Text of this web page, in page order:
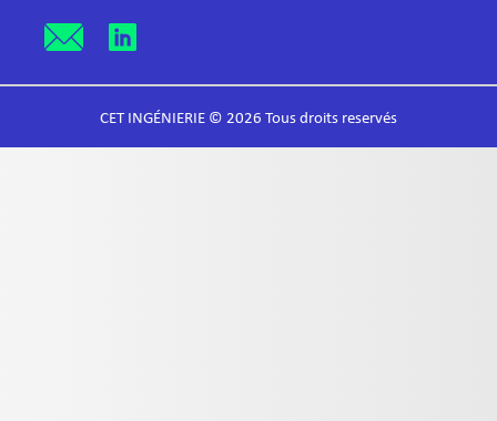
CET INGÉNIERIE © 2026 Tous droits reservés